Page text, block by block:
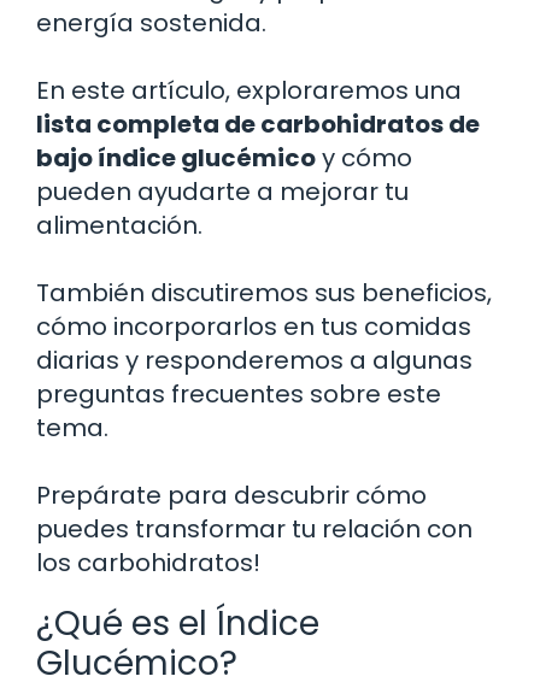
energía sostenida.
En este artículo, exploraremos una
lista completa de carbohidratos de
bajo índice glucémicoy cómo
pueden ayudarte a mejorar tu
alimentación.
También discutiremos sus beneficios,
cómo incorporarlos en tus comidas
diarias y responderemos a algunas
preguntas frecuentes sobre este
tema.
Prepárate para descubrir cómo
puedes transformar tu relación con
los carbohidratos!
¿Qué es el Índice
Glucémico?